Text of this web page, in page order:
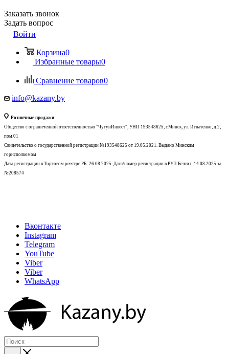
Заказать звонок
Задать вопрос
Войти
Корзина0
Избранные товары0
Сравнение товаров0
info@kazany.by
Розничные продажи:
Общество с ограниченной ответственностью "ЧугунИнвест", УНП 193548625, г.Минск, ул. Игнатенко, д.2,
пом.01
Свидетельство о государственной регистрации №193548625 от 19.05.2021. Выдано Минским
горисполкомом
Дата регистрации в Торговом реестре РБ: 26.08.2025. Дата/номер регистрации в РУП Белгиэ: 14.08.2025 за
№208574
Вконтакте
Instagram
Telegram
YouTube
Viber
Viber
WhatsApp